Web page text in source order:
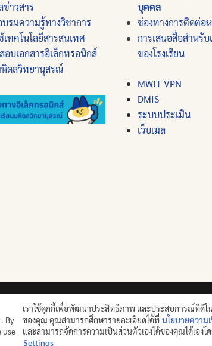
าวสาร
บรมความรู้ทางวิชาการ
เทคโนโลยีสารสนเทศ
อบเอกสารอิเล็กทรอนิกส์
หิดลวิทยานุสรณ์
บุคคล
ช่องทางการติดต่อ
การเสนอสื่อสำหรั
ของโรงเรียน
MWIT VPN
DMIS
ระบบประเมิน
เว็บเมล
ปญฺญาย ปริสุชฺฌติ (คนย่อมบริสุทธิ์ด้วยปั
©2025 MAHIDOL WITTAYANUSORN SCHOOL. ALL
. By
use
เราใช้คุกกี้เพื่อพัฒนาประสิทธิภาพ และประสบการณ์ที่ดีใน
ของคุณ คุณสามารถศึกษารายละเอียดได้ที่ นโยบายความ
และสามารถจัดการความเป็นส่วนตัวเองได้ของคุณได้เองโ
Settings